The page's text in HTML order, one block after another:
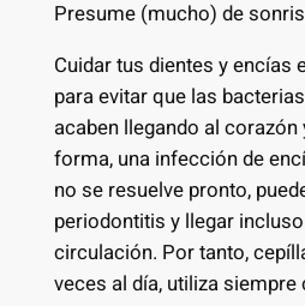
Presume (mucho) de
Cuidar tus dientes y encías
para evitar que las
acaben llegando al corazón
forma, una infección de
no se resuelve pronto,
periodontitis y llegar
circulación. Por tanto,
veces al día, utiliza